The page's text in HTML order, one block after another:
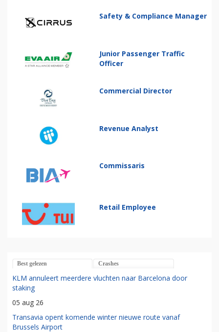
Safety & Compliance Manager
Junior Passenger Traffic
Officer
Commercial Director
Revenue Analyst
Commissaris
Retail Employee
Best gelezen Crashes
KLM annuleert meerdere vluchten naar Barcelona door
staking
05 aug 26
Transavia opent komende winter nieuwe route vanaf
Brussels Airport